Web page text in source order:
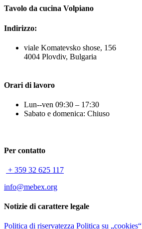
Tavolo da cucina Volpiano
Indirizzo:
viale Komatevsko shose, 156
4004 Plovdiv, Bulgaria
Orari di lavoro
Lun--ven 09:30 – 17:30
Sabato e domenica: Chiuso
Per contatto
+ 359 32 625 117
info@mebex.org
Notizie di carattere legale
Politica di riservatezza Politica su „cookies“